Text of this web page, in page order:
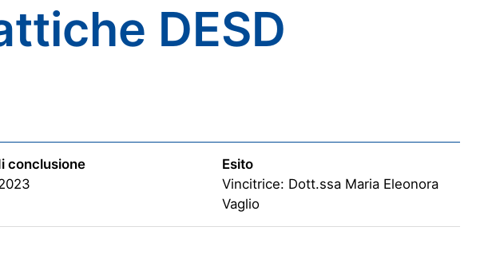
DESD
conclusione
Esito
Vincitrice: Dott.ssa Maria Eleonora
Vaglio